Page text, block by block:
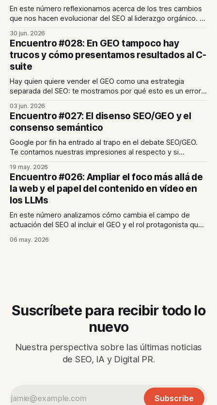
En este número reflexionamos acerca de los tres cambios
que nos hacen evolucionar del SEO al liderazgo orgánico. En
reputación de marca para lograr visibilidad en el ecosistema
digital.
30 jun. 2026
Encuentro #028: En GEO tampoco hay
trucos y cómo presentamos resultados al C-
suite
Hay quien quiere vender el GEO como una estrategia
separada del SEO: te mostramos por qué esto es un error
métricas en decisiones de negocio en las reuniones con
comités de dirección.
03 jun. 2026
Encuentro #027: El disenso SEO/GEO y el
consenso semántico
Google por fin ha entrado al trapo en el debate SEO/GEO.
Te contamos nuestras impresiones al respecto y si
Además, en el último post tratamos el consenso semántico,
concepto imprescindible para la visibilidad en IA generativa.
19 may. 2026
Encuentro #026: Ampliar el foco más allá de
la web y el papel del contenido en vídeo en
los LLMs
En este número analizamos cómo cambia el campo de
actuación del SEO al incluir el GEO y el rol protagonista que
preferidos de los modelos de lenguaje.
06 may. 2026
Suscríbete para recibir todo lo
nuevo
Nuestra perspectiva sobre las últimas noticias
de SEO, IA y Digital PR.
Subscribe